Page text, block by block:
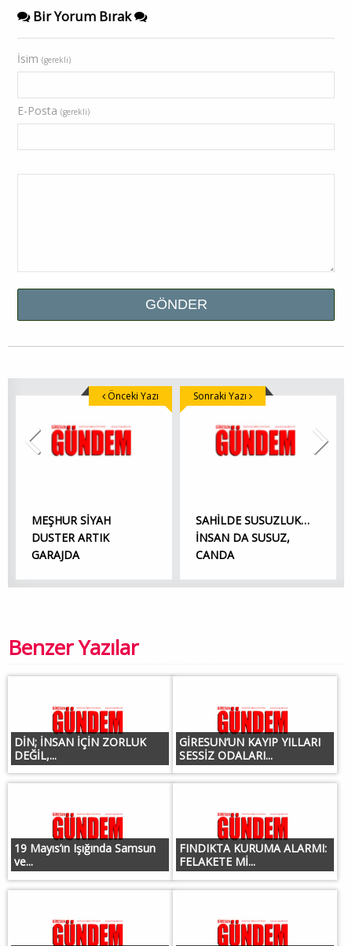
Bir Yorum Bırak
İsim (gerekli)
E-Posta (gerekli)
MEŞHUR SİYAH
DUSTER ARTIK
GARAJDA
Önceki Yazı
SAHİLDE SUSUZLUK…
İNSAN DA SUSUZ,
CANDA
Sonraki Yazı
Benzer Yazılar
DİN; İNSAN İÇİN ZORLUK
DEĞİL,...
GİRESUN’UN KAYIP YILLARI
SESSİZ ODALARI...
19 Mayıs’ın Işığında Samsun
ve...
FINDIKTA KURUMA ALARMI:
FELAKETE Mİ...